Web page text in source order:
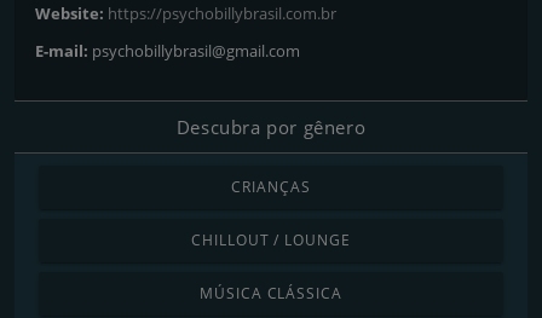
Website: https://psychobillybrasil.com.br
E-mail: psychobillybrasil@gmail.com
Descubra por gênero
CRIANÇAS
CHILLOUT / LOUNGE
MÚSICA CLÁSSICA